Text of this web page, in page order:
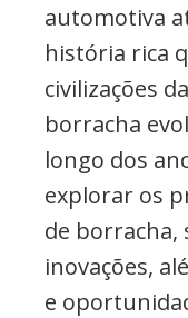
automotiva
história rica
civilizações
borracha
longo dos
explorar os
de borracha,
inovações,
e